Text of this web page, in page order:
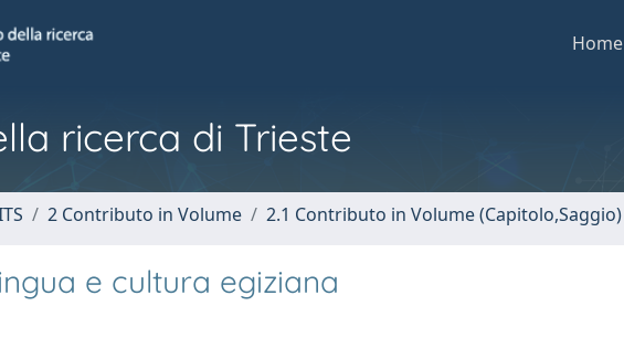
Home
ricerca di Trieste
2 Contributo in Volume 2.1 Contributo in Volume (Capitolo,Saggio)
e cultura egiziana